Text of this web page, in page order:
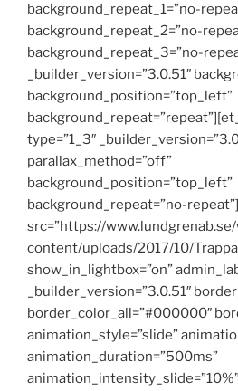
background_repeat_1=”no-
background_repeat_2=”no-
background_repeat_3=”no-
_builder_version=”3.0.51″
background_position=”top_left”
type=”1_3″
parallax_method=”off”
background_position=”top_left”
background_repeat=”no-
src=”https://
content/uploads/2017/10/
show_in_lightbox=”on”
_builder_version=”3.0.51″
border_color_all=”#000000″
animation_style=”slide”
animation_duration=”500ms”